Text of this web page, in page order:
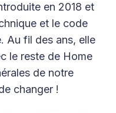
en 2018 et
et le code
Au fil des ans, elle
le reste de Home
de notre
changer !